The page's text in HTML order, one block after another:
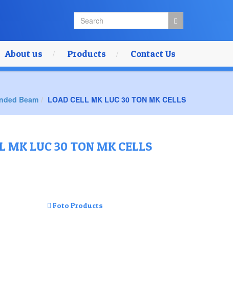
About us Products Contact Us
Beam LOAD CELL MK LUC 30 TON MK CELLS
MK LUC 30 TON MK CELLS
Foto Products